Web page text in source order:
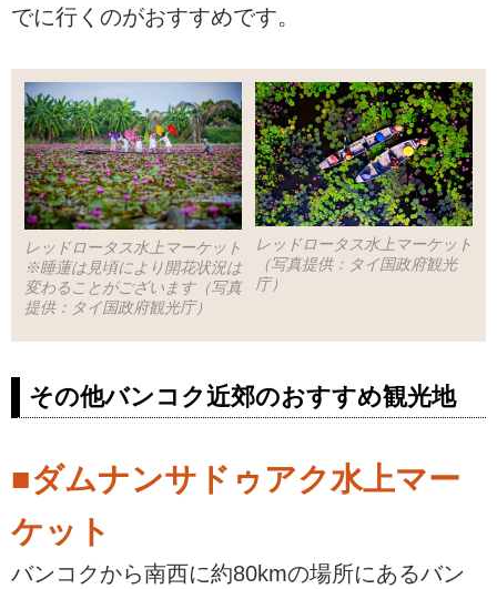
でに行くのがおすすめです。
レッドロータス水上マーケット
※睡蓮は見頃により開花状況は
変わることがございます（写真
提供：タイ国政府観光庁）
レッドロータス水上マーケット
（写真提供：タイ国政府観光
庁）
その他バンコク近郊のおすすめ観光地
■ダムナンサドゥアク水上マー
ケット
バンコクから南西に約80kmの場所にあるバン